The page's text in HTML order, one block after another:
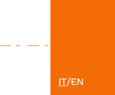
IT/EN